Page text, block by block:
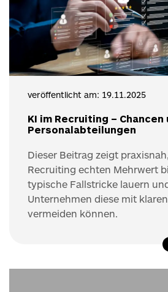
persönliche Kompetenzen und
unternehmerische
berücksichtigt.
KI im Recruiting –
Personalabteilungen
veröffentlicht am: 19.11.2025
Dieser Beitrag zeigt
Recruiting echten Mehrwert
typische Fallstricke lauern
Unternehmen diese mit
vermeiden können.